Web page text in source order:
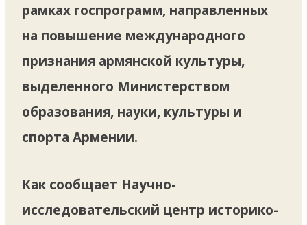
рамках госпрограмм, направленных
на повышение международного
признания армянской культуры,
выделенного Министерством
образования, науки, культуры и
спорта Армении.
Как сообщает Научно-
исследовательский центр историко-